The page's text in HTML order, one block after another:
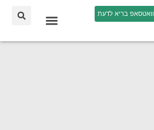
וואטסאפ בריא לדעת